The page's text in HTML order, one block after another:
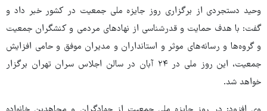
وحید دستجردی از برگزاری روز جایزه ملی جمعیت در کشور خبر داد و
گفت: با هدف حمایت و قدرشناسی از نهادهای مردمی و کنشگران جمعیت
و گروه‌ها و رسانه‌های موثر و استانداران و مدیران موفق و حامی افزایش
جمعیت، این روز ملی در ۲۴ آبان در سالن اجلاس سران تهران برگزار
خواهد شد.